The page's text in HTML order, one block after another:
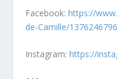
Facebook:https://
de-Camille/
Instagram:https://